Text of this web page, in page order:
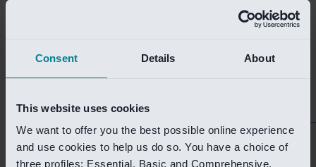
Consent Details About
This website uses cookies
We want to offer you the best possible online experience
and use cookies to help us do so. You have a choice of
three profiles: Essential, Basic and Comprehensive.
Investment Banking
Van Lanschot Kempen Research
Helaas is deze pagina